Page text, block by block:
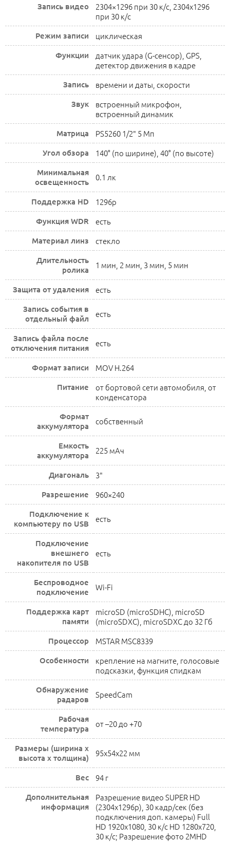
Запись видео
2304×1296 при 30 к/с, 2304х1296
при 30 к/с
Режим записи циклическая
Функции
датчик удара (G-сенсор), GPS,
детектор движения в кадре
Запись времени и даты, скорости
Звук
встроенный микрофон,
встроенный динамик
Матрица PS5260 1/2" 5 Мп
Угол обзора 140° (по ширине), 40° (по высоте)
Минимальная
освещенность
0.1 лк
Поддержка HD 1296p
Функция WDR есть
Материал линз стекло
Длительность
ролика
1 мин, 2 мин, 3 мин, 5 мин
Защита от удаления есть
Запись события в
отдельный файл
есть
Запись файла после
отключения питания
есть
Формат записи MOV H.264
Питание
от бортовой сети автомобиля, от
конденсатора
Формат
аккумулятора
собственный
Емкость
аккумулятора
225 мАч
Диагональ 3"
Разрешение 960×240
Подключение к
компьютеру по USB
есть
Подключение
внешнего
накопителя по USB
есть
Беспроводное
подключение
Wi-Fi
Поддержка карт
памяти
microSD (microSDHC), microSD
(microSDXC), microSDXC до 32 Гб
Процессор MSTAR MSC8339
Особенности
крепление на магните, голосовые
подсказки, функция спидкам
Обнаружение
радаров
SpeedCam
Рабочая
температура
от –20 до +70
Размеры (ширина x
высота x толщина)
95x54x22 мм
Вес 94 г
Дополнительная
информация
Разрешение видео SUPER HD
(2304x1296p), 30 кадр/сек (без
подключения доп. камеры) Full
HD 1920х1080, 30 к/c HD 1280х720,
30 к/с; Разрешение фото 2MHD